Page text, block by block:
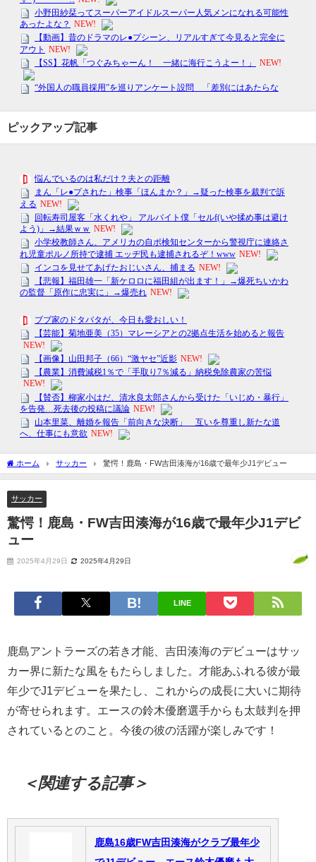
ピックアップ記事
ホーム サッカー 驚愕！鹿島・FW吉田湊海が16歳で最年少J1デビュー
サッカー
驚愕！鹿島・FW吉田湊海が16歳で最年少J1デビ
ュー
2025年4月29日 2025年4月29日
LINE
鹿島アントラーズの若き才能、吉田湊海のデビューはサッ
カー界に新たな風をもたらしました。才能あふれる彼が最
年少でJ1デビューを果たし、これからの成長に大いに期待
が寄せられます。エースの鈴木優磨選手からも太鼓判を押
されているとのこと。今後の彼の活躍が楽しみです！
＜関連する記事＞
鹿島16歳FW吉田湊海がクラブ最年少